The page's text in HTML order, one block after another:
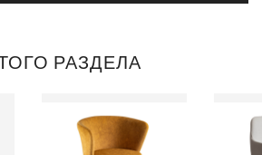
РАЗДЕЛА